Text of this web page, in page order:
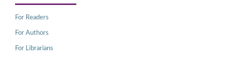
For Readers
For Authors
For Librarians